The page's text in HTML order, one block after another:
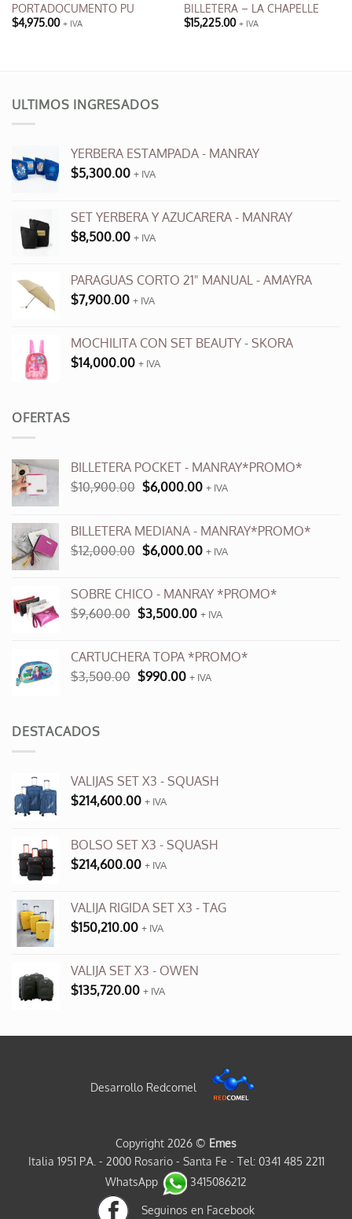
PORTADOCUMENTO PU
$4,975.00 + IVA
BILLETERA – LA CHAPELLE
$15,225.00 + IVA
se
la
ULTIMOS INGRESADOS
YERBERA ESTAMPADA - MANRAY
$5,300.00 + IVA
SET YERBERA Y AZUCARERA - MANRAY
$8,500.00 + IVA
PARAGUAS CORTO 21" MANUAL - AMAYRA
$7,900.00 + IVA
MOCHILITA CON SET BEAUTY - SKORA
$14,000.00 + IVA
OFERTAS
BILLETERA POCKET - MANRAY*PROMO*
$10,900.00 El
era:
$10,900.00.
$6,000.00El
es:
$6,000.00.
+ IVA
BILLETERA MEDIANA - MANRAY*PROMO*
$12,000.00 El
era:
$12,000.00.
$6,000.00El
es:
$6,000.00.
+ IVA
SOBRE CHICO - MANRAY *PROMO*
$9,600.00 El
era:
$9,600.00.
$3,500.00El
es:
$3,500.00.
+ IVA
CARTUCHERA TOPA *PROMO*
$3,500.00 El
$990.00El+ IVA
DESTACADOS
VALIJAS SET X3 - SQUASH
$214,600.00 + IVA
BOLSO SET X3 - SQUASH
$214,600.00 + IVA
VALIJA RIGIDA SET X3 - TAG
$150,210.00 + IVA
VALIJA SET X3 - OWEN
$135,720.00 + IVA
Desarrollo Redcomel
Copyright 2026 © Emes
Italia 1951 P.A. - 2000 Rosario - Santa Fe - Tel: 0341 485 2211
WhatsApp
3415086212
Seguinos en Facebook